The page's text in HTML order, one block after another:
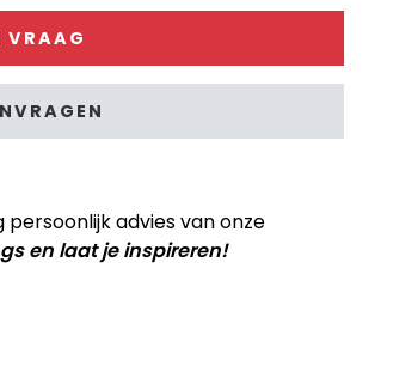
VRAAG
advies van onze
en laat je inspireren!